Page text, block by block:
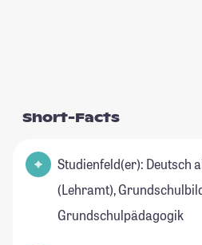
Short-Facts
Studienfeld(er): Deutsch
(Lehramt),
Grundschulpädagogik